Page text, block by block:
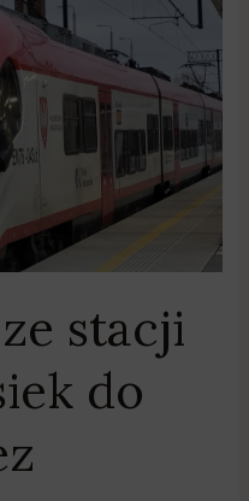
stacji
do